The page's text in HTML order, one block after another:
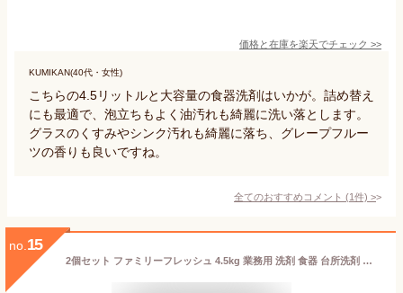
価格と在庫を楽天でチェック >>
KUMIKAN(40代・女性)
こちらの4.5リットルと大容量の食器洗剤はいかが。詰め替え
にも最適で、泡立ちもよく油汚れも綺麗に洗い落とします。
グラスのくすみやシンク汚れも綺麗に落ち、グレープフルー
ツの香りも良いですね。
全てのおすすめコメント (1件) >
no. 15
2個セット ファミリーフレッシュ 4.5kg 業務用 洗剤 食器 台所洗剤 油汚れ 2本セット Kao ライムの香り プロフェッショナル 植物由来 【D】 [2306SX]